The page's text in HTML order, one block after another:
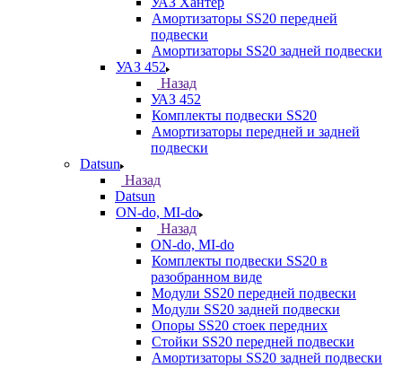
Амортизаторы SS20 передней
подвески
Амортизаторы SS20 задней подвески
УАЗ 452
Назад
УАЗ 452
Комплекты подвески SS20
Амортизаторы передней и задней
подвески
Datsun
Назад
Datsun
ON-do, MI-do
Назад
ON-do, MI-do
Комплекты подвески SS20 в
разобранном виде
Модули SS20 передней подвески
Модули SS20 задней подвески
Опоры SS20 стоек передних
Стойки SS20 передней подвески
Амортизаторы SS20 задней подвески